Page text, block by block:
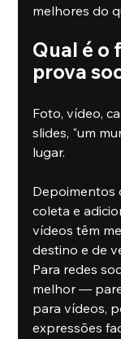
melhores do
Qual é o
prova
Foto, vídeo,
slides, "um
lugar.
Depoimentos
coleta e
vídeos têm
destino e de
Para redes
melhor —
para vídeos,
expressões